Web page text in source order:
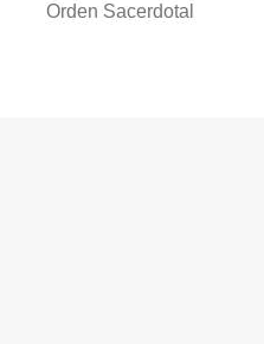
Orden Sacerdotal